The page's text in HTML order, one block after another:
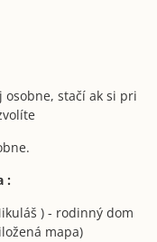
stačí ak si pri
:
) - rodinný dom
mapa)